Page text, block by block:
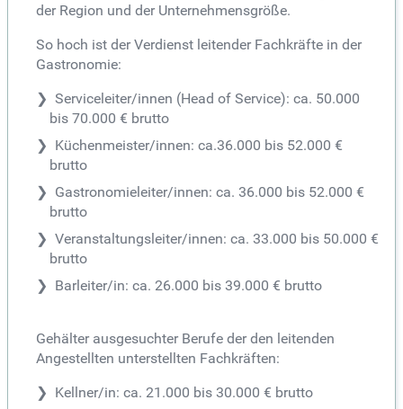
der Region und der Unternehmensgröße.
So hoch ist der Verdienst leitender Fachkräfte in der
Gastronomie:
Serviceleiter/innen (Head of Service): ca. 50.000
bis 70.000 € brutto
Küchenmeister/innen: ca.36.000 bis 52.000 €
brutto
Gastronomieleiter/innen: ca. 36.000 bis 52.000 €
brutto
Veranstaltungsleiter/innen: ca. 33.000 bis 50.000 €
brutto
Barleiter/in: ca. 26.000 bis 39.000 € brutto
Gehälter ausgesuchter Berufe der den leitenden
Angestellten unterstellten Fachkräften:
Kellner/in: ca. 21.000 bis 30.000 € brutto